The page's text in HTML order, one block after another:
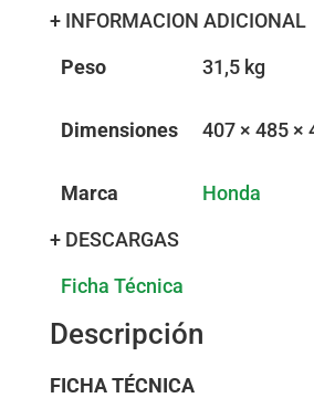
+ INFORMACION ADICIONAL
Peso
31,5 kg
Dimensiones 407 × 485 ×
Marca
Honda
+ DESCARGAS
Ficha Técnica
Descripción
FICHA TÉCNICA